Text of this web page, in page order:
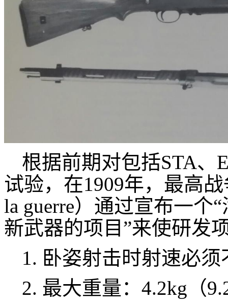
根据前期对包括STA、
试验，在1909年，最高战
la guerre）通过宣布一个
新武器的项目”来使研发
1. 卧姿射击时射速必
2. 最大重量：4.2kg（